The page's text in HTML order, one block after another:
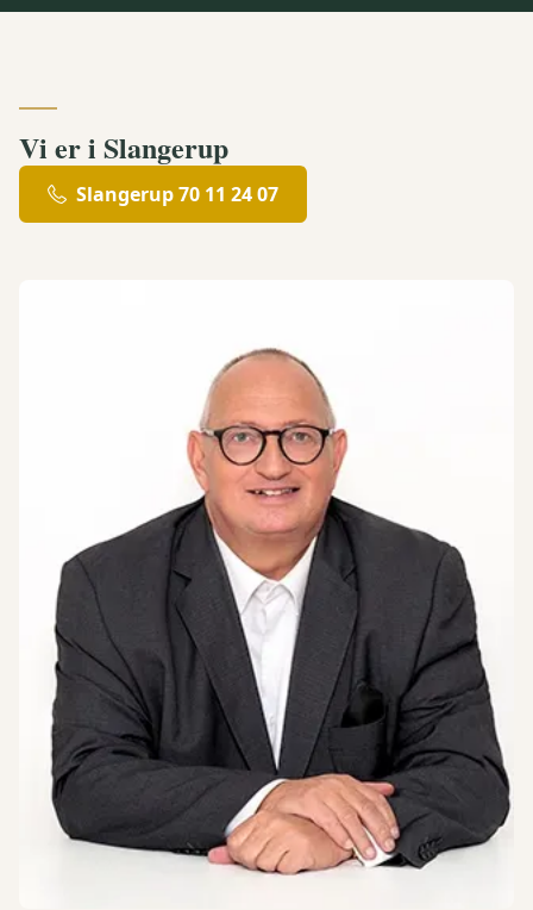
Vi er i Slangerup
Slangerup 70 11 24 07